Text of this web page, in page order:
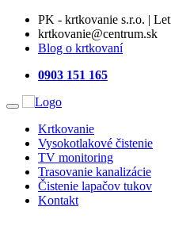
PK - krtkovanie s.r.o. |
krtkovanie@centrum.sk
Blog o krtkovaní
0903 151 165
Krtkovanie
Vysokotlakové čistenie
TV monitoring
Trasovanie kanalizácie
Čistenie lapačov tukov
Kontakt